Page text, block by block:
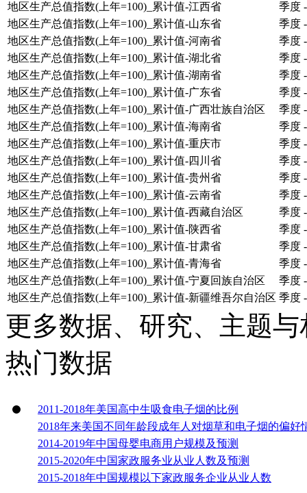
地区生产总值指数(上年=100)_累计值-江西省
季度 -
地区生产总值指数(上年=100)_累计值-山东省
季度 -
地区生产总值指数(上年=100)_累计值-河南省
季度 -
地区生产总值指数(上年=100)_累计值-湖北省
季度 -
地区生产总值指数(上年=100)_累计值-湖南省
季度 -
地区生产总值指数(上年=100)_累计值-广东省
季度 -
地区生产总值指数(上年=100)_累计值-广西壮族自治区
季度 -
地区生产总值指数(上年=100)_累计值-海南省
季度 -
地区生产总值指数(上年=100)_累计值-重庆市
季度 -
地区生产总值指数(上年=100)_累计值-四川省
季度 -
地区生产总值指数(上年=100)_累计值-贵州省
季度 -
地区生产总值指数(上年=100)_累计值-云南省
季度 -
地区生产总值指数(上年=100)_累计值-西藏自治区
季度 -
地区生产总值指数(上年=100)_累计值-陕西省
季度 -
地区生产总值指数(上年=100)_累计值-甘肃省
季度 -
地区生产总值指数(上年=100)_累计值-青海省
季度 -
地区生产总值指数(上年=100)_累计值-宁夏回族自治区
季度 -
地区生产总值指数(上年=100)_累计值-新疆维吾尔自治区 季度 -
更多数据、研究、主题
热门数据
2011-2018年美国高中生吸食电子烟的比例
2018年来美国不同年龄段成年人对烟草和电子烟的偏好
2014-2019年中国母婴电商用户规模及预测
2015-2020年中国家政服务业从业人数及预测
2015-2018年中国规模以下家政服务企业从业人数